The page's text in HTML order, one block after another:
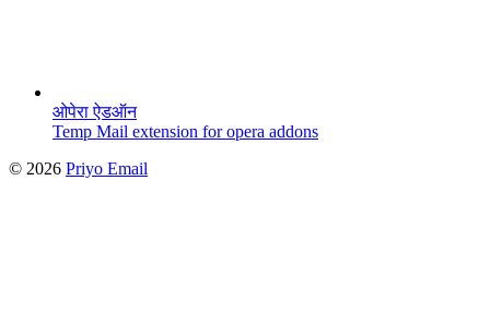
ओपेरा ऐडऑन
Temp Mail extension for opera addons
© 2026 Priyo Email